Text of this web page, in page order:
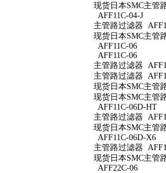
现货日本SMC主管
AFF11C-04-J
主管路过滤器
现货日本SMC主管
AFF11C-06
AFF11C-06
主管路过滤器
主管路过滤器
现货日本SMC主管
现货日本SMC主管
AFF11C-06D-HT
主管路过滤器
现货日本SMC主管
AFF11C-06D-X6
主管路过滤器
现货日本SMC主管
AFF22C-06